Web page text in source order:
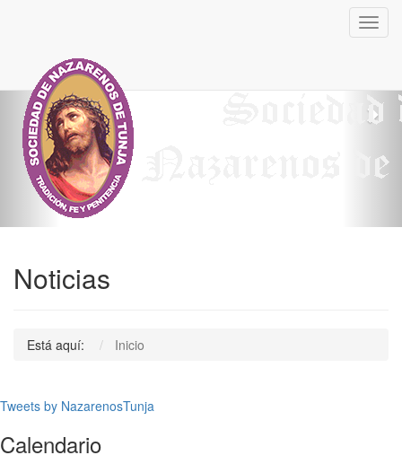
Noticias
Está aquí: Inicio
Tweets by NazarenosTunja
Calendario
Previous
Year
Previous
Month
Next
Year
Next
Month